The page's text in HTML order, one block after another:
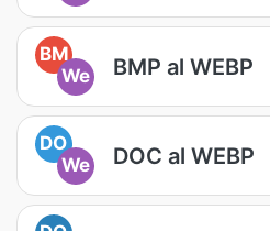
BM
We
BMP al WEBP
DO
We
DOC al WEBP